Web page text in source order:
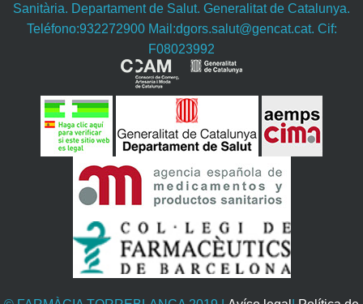
Sanitària. Departament de Salut. Generalitat de Catalunya.
Teléfono:932272900 Mail:dgors.salut@gencat.cat. Cif:
F08023992